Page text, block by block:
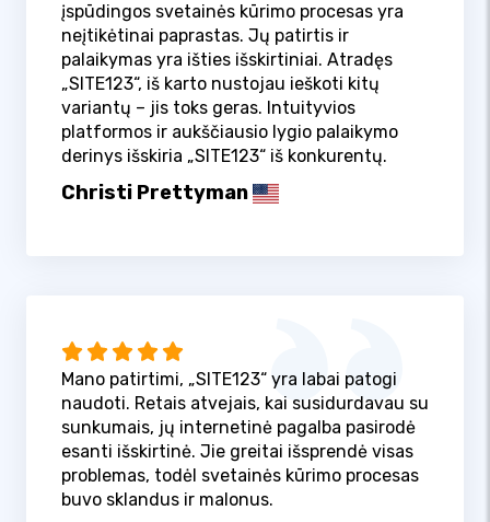
įspūdingos svetainės kūrimo procesas yra
neįtikėtinai paprastas. Jų patirtis ir
palaikymas yra išties išskirtiniai. Atradęs
„SITE123“, iš karto nustojau ieškoti kitų
variantų – jis toks geras. Intuityvios
platformos ir aukščiausio lygio palaikymo
derinys išskiria „SITE123“ iš konkurentų.
Christi Prettyman
Mano patirtimi, „SITE123“ yra labai patogi
naudoti. Retais atvejais, kai susidurdavau su
sunkumais, jų internetinė pagalba pasirodė
esanti išskirtinė. Jie greitai išsprendė visas
problemas, todėl svetainės kūrimo procesas
buvo sklandus ir malonus.